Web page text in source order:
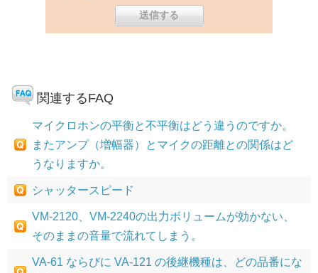
関連するFAQ
マイクロホンの平衡と不平衡はどう違うのですか。
またアンプ（増幅器）とマイクの距離との関係はど
うなりますか。
シャッタースピード
VM-2120、VM-2240の出力ボリュームが効かない、
そのままの音量で流れてしまう。
VA-61 ならびに VA-121 の後継機種は、どの品番にな